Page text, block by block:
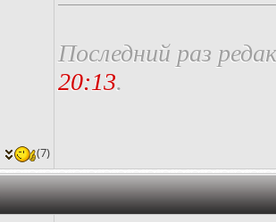
Последний раз
20:13.
(7)